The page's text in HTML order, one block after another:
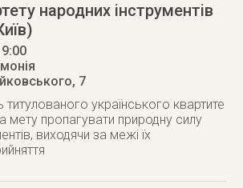
народних інструментів
7
титулованого українського квартите
мету пропагувати природну силу
виходячи за межі їх